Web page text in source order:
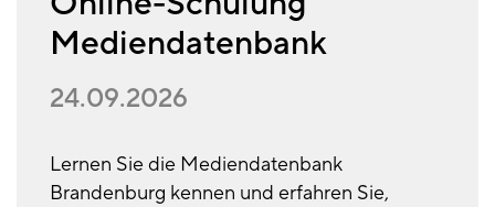
Mediendatenbank
24.09.2026
Lernen Sie die Mediendatenbank
Brandenburg kennen und erfahren Sie,